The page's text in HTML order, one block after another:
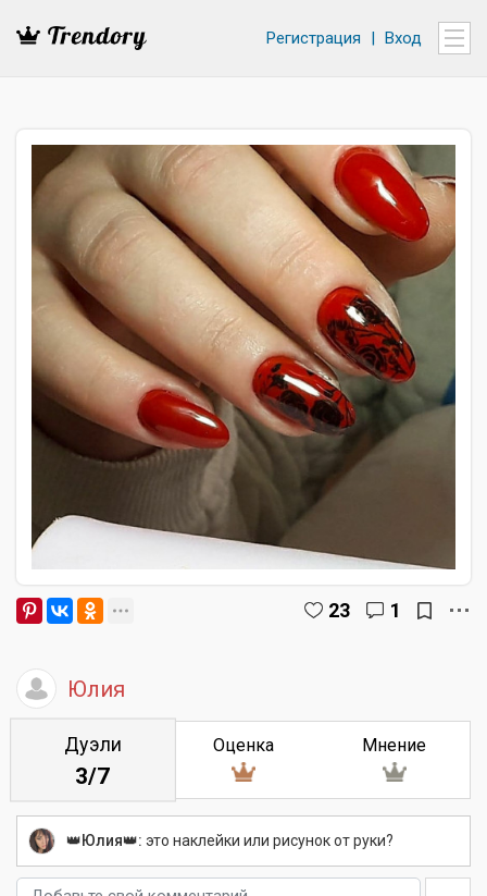
Регистрация | Вход
23 1
Юлия
Дуэли
3/7
Оценка Мнение
👑Юлия👑: это наклейки или рисунок от руки?